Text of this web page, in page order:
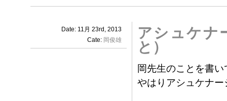
Date: 11月 23rd, 2013
Cate: 岡俊雄
アシュケナ
と）
岡先生のことを書
やはりアシュケナ